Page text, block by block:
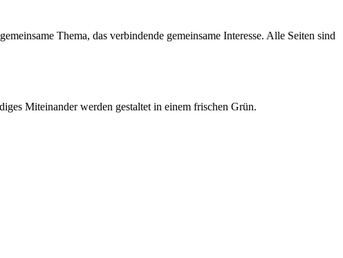
Thema, das verbindende gemeinsame Interesse. Alle Seiten sind
Miteinander werden gestaltet in einem frischen Grün.